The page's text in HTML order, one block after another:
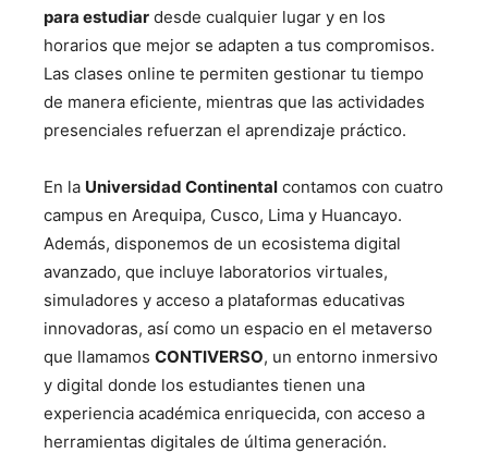
para estudiar desde cualquier lugar y en los
horarios que mejor se adapten a tus compromisos.
Las clases online te permiten gestionar tu tiempo
de manera eficiente, mientras que las actividades
presenciales refuerzan el aprendizaje práctico.
En la Universidad Continental contamos con cuatro
campus en Arequipa, Cusco, Lima y Huancayo.
Además, disponemos de un ecosistema digital
avanzado, que incluye laboratorios virtuales,
simuladores y acceso a plataformas educativas
innovadoras, así como un espacio en el metaverso
que llamamos CONTIVERSO, un entorno inmersivo
y digital donde los estudiantes tienen una
experiencia académica enriquecida, con acceso a
herramientas digitales de última generación.